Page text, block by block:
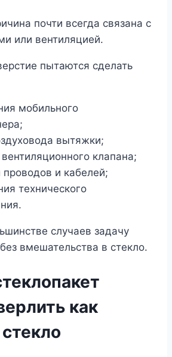
почти всегда связана с
или вентиляцией.
пытаются сделать
мобильного
вытяжки;
клапана;
проводов и кабелей;
технического
случаев задачу
вмешательства в стекло.
как